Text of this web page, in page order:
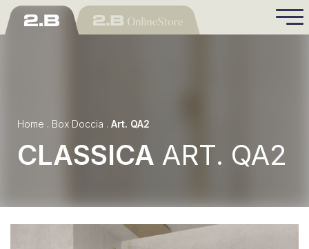
Home . Box Doccia . Art. QA2
CLASSICA ART. QA2